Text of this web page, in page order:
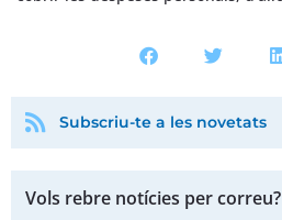
Subscriu-te a les novetats
Vols rebre notícies per correu?